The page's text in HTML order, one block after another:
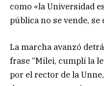
como «la Universidad
pública no se vende, se
La marcha avanzó
frase “Milei, cumplí la
por el rector de la Unne,